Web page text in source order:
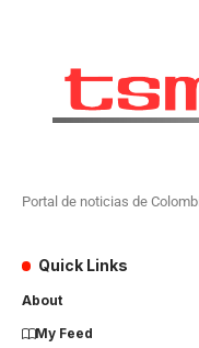
Portal de noticias de
Quick Links
About
My Feed